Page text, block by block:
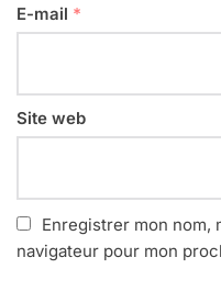
E-mail *
Site web
Enregistrer mon nom,
navigateur pour mon